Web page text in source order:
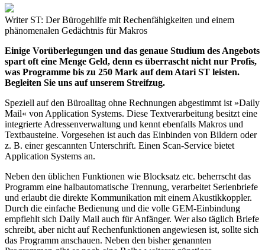
Writer ST: Der Bürogehilfe mit Rechenfähigkeiten und einem
phänomenalen Gedächtnis für Makros
Einige Vorüberlegungen und das genaue Studium des Angebots
spart oft eine Menge Geld, denn es überrascht nicht nur Profis,
was Programme bis zu 250 Mark auf dem Atari ST leisten.
Begleiten Sie uns auf unserem Streifzug.
Speziell auf den Büroalltag ohne Rechnungen abgestimmt ist »Daily
Mail« von Application Systems. Diese Textverarbeitung besitzt eine
integrierte Adressenverwaltung und kennt ebenfalls Makros und
Textbausteine. Vorgesehen ist auch das Einbinden von Bildern oder
z. B. einer gescannten Unterschrift. Einen Scan-Service bietet
Application Systems an.
Neben den üblichen Funktionen wie Blocksatz etc. beherrscht das
Programm eine halbautomatische Trennung, verarbeitet Serienbriefe
und erlaubt die direkte Kommunikation mit einem Akustikkoppler.
Durch die einfache Bedienung und die volle GEM-Einbindung
empfiehlt sich Daily Mail auch für Anfänger. Wer also täglich Briefe
schreibt, aber nicht auf Rechenfunktionen angewiesen ist, sollte sich
das Programm anschauen. Neben den bisher genannten